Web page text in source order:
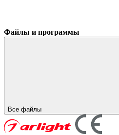
Файлы и программы
Все файлы